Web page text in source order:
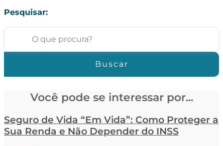
Pesquisar:
Buscar
Você pode se interessar por...
Seguro de Vida “Em Vida”: Como Proteger a
Sua Renda e Não Depender do INSS